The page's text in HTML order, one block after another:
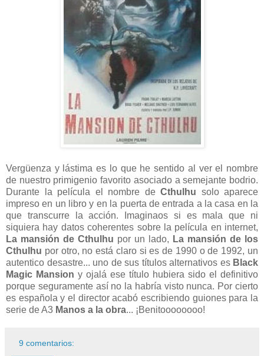
Vergüenza y lástima es lo que he sentido al ver el nombre
de nuestro primigenio favorito asociado a semejante bodrio.
Durante la película el nombre de Cthulhu solo aparece
impreso en un libro y en la puerta de entrada a la casa en la
que transcurre la acción. Imaginaos si es mala que ni
siquiera hay datos coherentes sobre la película en internet,
La mansión de Cthulhu por un lado, La mansión de los
Cthulhu por otro, no está claro si es de 1990 o de 1992, un
autentico desastre... uno de sus títulos alternativos es Black
Magic Mansion y ojalá ese título hubiera sido el definitivo
porque seguramente así no la habría visto nunca. Por cierto
es española y el director acabó escribiendo guiones para la
serie de A3 Manos a la obra... ¡Benitoooooooo!
9 comentarios: